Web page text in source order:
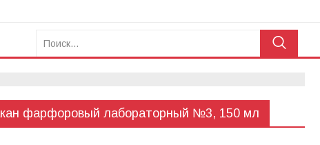
фарфоровый лабораторный №3, 150 мл